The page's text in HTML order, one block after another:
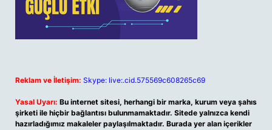
Reklam ve İletişim: Skype: live:.cid.575569c608265c69
Yasal Uyarı: Bu internet sitesi, herhangi bir marka, kurum veya şahıs
şirketi ile hiçbir bağlantısı bulunmamaktadır. Sitede yalnızca kendi
hazırladığımız makaleler paylaşılmaktadır. Burada yer alan içerikler